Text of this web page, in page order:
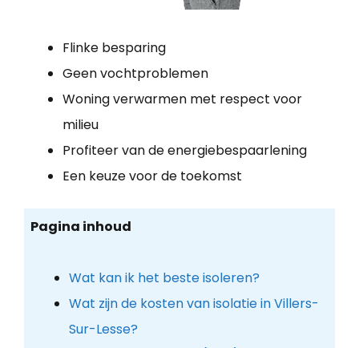
Flinke besparing
Geen vochtproblemen
Woning verwarmen met respect voor
milieu
Profiteer van de energiebespaarlening
Een keuze voor de toekomst
Pagina inhoud
Wat kan ik het beste isoleren?
Wat zijn de kosten van isolatie in Villers-
Sur-Lesse?